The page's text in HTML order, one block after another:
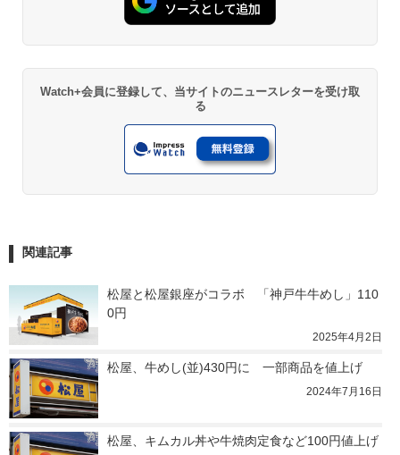
Watch+会員に登録して、当サイトのニュースレターを受け取
る
関連記事
松屋と松屋銀座がコラボ　「神戸牛牛めし」110
0円
2025年4月2日
松屋、牛めし(並)430円に　一部商品を値上げ
2024年7月16日
松屋、キムカル丼や牛焼肉定食など100円値上げ